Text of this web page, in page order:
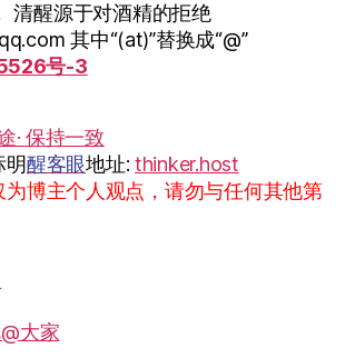
清醒源于对酒精的拒绝
其中“(at)”替换成“@”
号-3
· 保持一致
醒客眼地址: thinker.host
为博主个人观点，请勿与任何其他第
大家